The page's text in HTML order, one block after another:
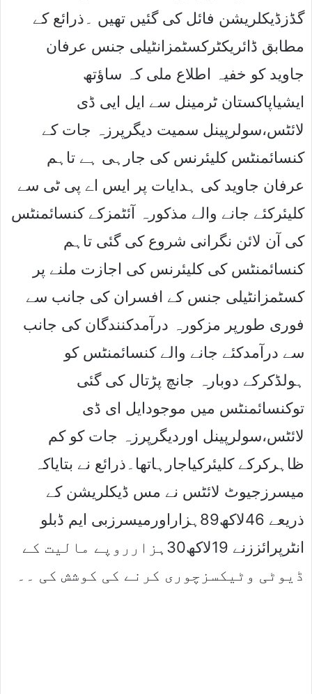
گڈزڈیکلریشن فائل کی گئیں تھیں ۔ذرائع کے
مطابق ڈائریکٹرکسٹمزانٹیلی جنس عرفان
جاوید کو خفیہ اطلاع ملی کہ ساﺅتھ
ایشیاپاکستان ٹرمینل سے ایل ایی ڈی
لائٹس،سولرپینل سمیت دیگرپرزہ جات کے
کنسائمنٹس کلیئرنس کی جارہی ہے تاہم
عرفان جاوید کی ہدایات پر ایس اے پی ٹی سے
کلیئرکئے جانے والے مذکورہ آئٹمزکے کنسائمنٹس
کی آن لائن نگرانی شروع کی گئی تاہم
کنسائمنٹس کی کلیئرنس کی اجازت ملنے پر
کسٹمزانٹیلی جنس کے افسران کی جانب سے
فوری طورپر مزکورہ درآمدکنندگان کی جانب
سے درآمدکئے جانے والے کنسائمنٹس کو
ہولڈکرکے دوبارہ جانچ پڑتال کی گئی
توکنسائمنٹس میں موجودایل ای ڈی
لائٹس،سولرپینل اوردیگرپرزہ جات کو کم
ظاہرکرکے کلیئرکیاجارہاتھا۔ذرائع نے بتایاکہ
میسرزجیوٹ لائٹس نے مس ڈیکلریشن کے
ذریعے 46لاکھ89ہزاراورمیسرزبی ایم ڈبلو
انٹرپرائززنے 19لاکھ30ہزارروپے مالیت کے
ڈیوٹی وٹیکسزچوری کرنے کی کوشش کی ۔۔